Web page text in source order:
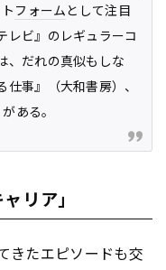
フォームとして注目
レビ』のレギュラーコ
、だれの真似もしな
事』（大和書房）、
ある。
リア」
きたエピソードも交